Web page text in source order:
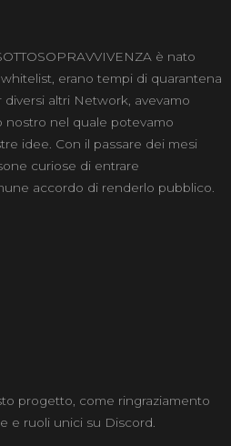
è nato
erano tempi di quarantena
altri Network, avevamo
nostro nel quale potevamo
idee. Con il passare dei mesi
curiose di entrare
accordo di renderlo pubblico.
progetto, come ringraziamento
e ruoli unici su Discord.